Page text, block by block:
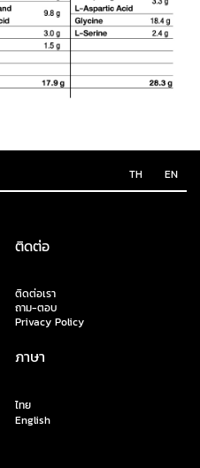
TH EN
ติดต่อ
ติดต่อเรา
ถาม-ตอบ
Privacy Policy
ภาษา
ไทย
English